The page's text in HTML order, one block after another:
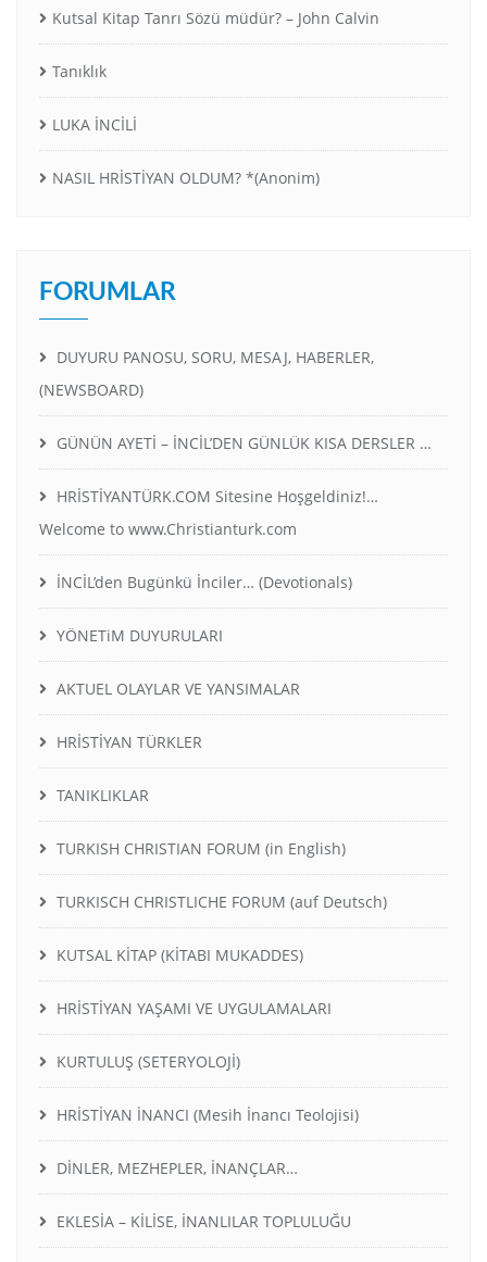
Kutsal Kitap Tanrı Sözü müdür? – John Calvin
Tanıklık
LUKA İNCİLİ
NASIL HRİSTİYAN OLDUM? *(Anonim)
FORUMLAR
DUYURU PANOSU, SORU, MESAJ, HABERLER,
(NEWSBOARD)
GÜNÜN AYETİ – İNCİL’DEN GÜNLÜK KISA DERSLER …
HRİSTİYANTÜRK.COM Sitesine Hoşgeldiniz!…
Welcome to www.Christianturk.com
İNCİL’den Bugünkü İnciler… (Devotionals)
YÖNETiM DUYURULARI
AKTUEL OLAYLAR VE YANSIMALAR
HRİSTİYAN TÜRKLER
TANIKLIKLAR
TURKISH CHRISTIAN FORUM (in English)
TURKISCH CHRISTLICHE FORUM (auf Deutsch)
KUTSAL KİTAP (KİTABI MUKADDES)
HRİSTİYAN YAŞAMI VE UYGULAMALARI
KURTULUŞ (SETERYOLOJİ)
HRİSTİYAN İNANCI (Mesih İnancı Teolojisi)
DİNLER, MEZHEPLER, İNANÇLAR…
EKLESİA – KİLİSE, İNANLILAR TOPLULUĞU